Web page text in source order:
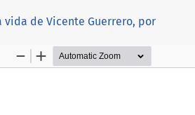
vida de Vicente Guerrero, por